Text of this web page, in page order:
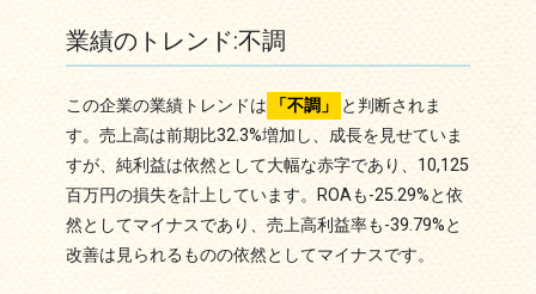
業績のトレンド:不調
この企業の業績トレンドは 「不調」
と判断されま
す。売上高は前期比32.3%増加し、成長を見せていま
すが、純利益は依然として大幅な赤字であり、10,125
百万円の損失を計上しています。ROAも-25.29%と依
然としてマイナスであり、売上高利益率も-39.79%と
改善は見られるものの依然としてマイナスです。